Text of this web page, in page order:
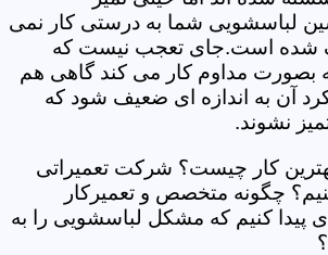
لباسشویی شما به درستی کار نمی
شده است.جای تعجب نیست که
بصورت مداوم کار می کند گاهی هم
آن به اندازه ای ضعیف شود که
نشوند.
کار چیست؟ شرکت تعمیراتی
چگونه متخصص و تعمیرکار
پیدا کنیم که مشکل لباسشویی را به